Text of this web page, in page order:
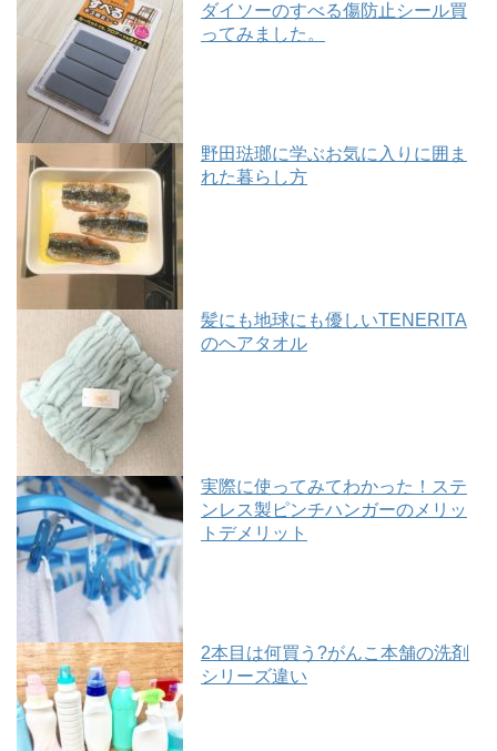
ダイソーのすべる傷防止シール買
ってみました。
野田琺瑯に学ぶお気に入りに囲ま
れた暮らし方
髪にも地球にも優しいTENERITA
のヘアタオル
実際に使ってみてわかった！ステ
ンレス製ピンチハンガーのメリッ
トデメリット
2本目は何買う?がんこ本舗の洗剤
シリーズ違い